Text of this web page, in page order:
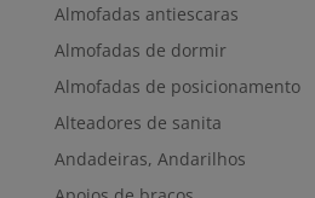
Almofadas antiescaras
Almofadas de dormir
Almofadas de posicionamento
Alteadores de sanita
Andadeiras, Andarilhos